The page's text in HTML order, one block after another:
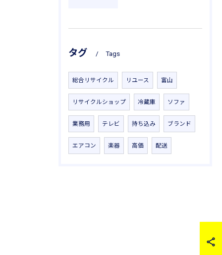
タグ Tags
総合リサイクル リユース 富山
リサイクルショップ 冷蔵庫 ソファ
業務用 テレビ 持ち込み ブランド
エアコン 楽器 高価 配送